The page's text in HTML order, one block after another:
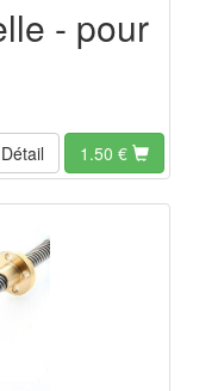
- pour
1.50 €